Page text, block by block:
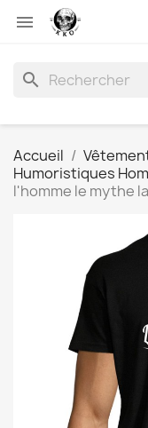

search
Accueil
Humoristiques
l'homme le mythe